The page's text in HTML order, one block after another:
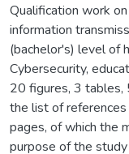
Qualification work
information
(bachelor's) level of
Cybersecurity,
20 figures, 3 tables,
the list of
pages, of which the
purpose of the